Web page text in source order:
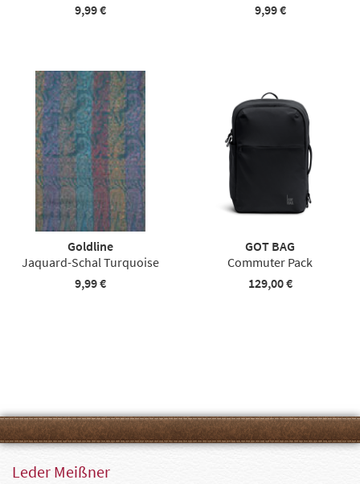
9,99 €
9,99 €
Goldline
Jaquard-Schal Turquoise
9,99 €
GOT BAG
Commuter Pack
129,00 €
Leder Meißner